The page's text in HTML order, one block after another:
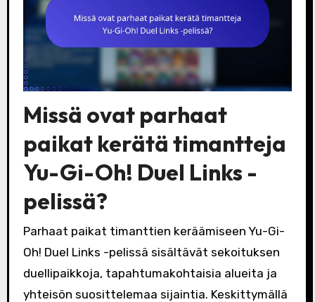
Missä ovat parhaat
paikat kerätä timantteja
Yu-Gi-Oh! Duel Links -
pelissä?
Parhaat paikat timanttien keräämiseen Yu-Gi-
Oh! Duel Links -pelissä sisältävät sekoituksen
duellipaikkoja, tapahtumakohtaisia alueita ja
yhteisön suosittelemaa sijaintia. Keskittymällä